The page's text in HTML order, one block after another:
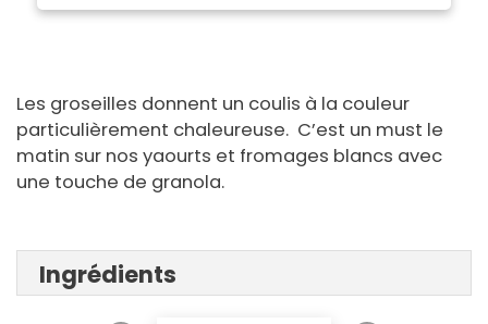
Les groseilles donnent un coulis à la couleur
particulièrement chaleureuse. C’est un must le
matin sur nos yaourts et fromages blancs avec
une touche de granola.
Ingrédients